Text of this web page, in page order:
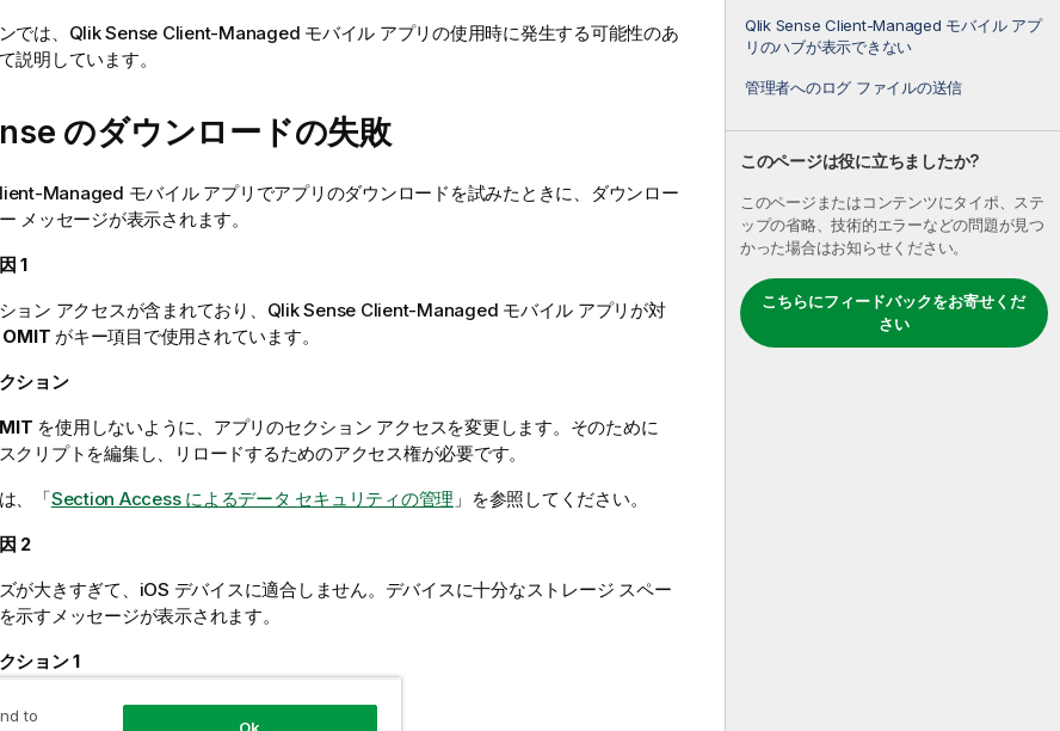
Qlik Sense Client-Managed モバイル アプ
リのハブが表示できない
管理者へのログ ファイルの送信
このページは役に立ちましたか?
このページまたはコンテンツにタイポ、ステ
ップの省略、技術的エラーなどの問題が見つ
かった場合はお知らせください。
こちらにフィードバックをお寄せくだ
さい
では、 Qlik Sense Client-Managed モバイル アプリの使用時に発生する可能性のあ
説明しています。
のダウンロードの失敗
Managed モバイルアプリでアプリのダウンロードを試みたときに、ダウンロー
メッセージが表示されます。
1
ョン アクセスが含まれており、 Qlik Sense Client-Managed モバイル アプリが対
OMIT がキー項目で使用されています。
ション
を使用しないように、アプリのセクション アクセスを変更します。そのために
クリプトを編集し、リロードするためのアクセス権が必要です。
、「Section Access によるデータ セキュリティの管理 」を参照してください。
2
が大きすぎて、 iOS デバイスに適合しません。デバイスに十分なストレージ スペー
示すメッセージが表示されます。
ション1
ら別のアプリとメディアを削除してください。
to